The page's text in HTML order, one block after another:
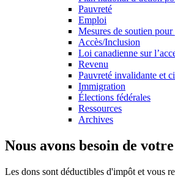
Pauvreté
Emploi
Mesures de soutien pour
Accès/Inclusion
Loi canadienne sur
Revenu
Pauvreté invalidante et
Immigration
Élections fédérales
Ressources
Archives
Nous avons besoin de
Les dons sont déductibles d'impôt et vous